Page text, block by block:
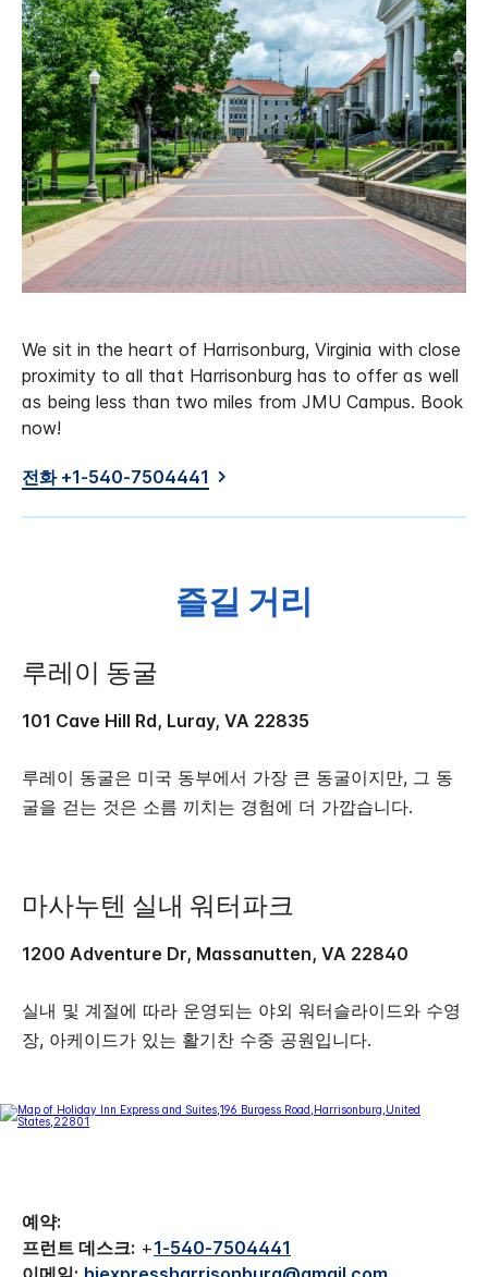
We sit in the heart of Harrisonburg, Virginia with close
proximity to all that Harrisonburg has to offer as well
as being less than two miles from JMU Campus. Book
now!
전화 +1-540-7504441
즐길 거리
루레이 동굴
101 Cave Hill Rd, Luray, VA 22835
루레이 동굴은 미국 동부에서 가장 큰 동굴이지만, 그 동
굴을 걷는 것은 소름 끼치는 경험에 더 가깝습니다.
마사누텐 실내 워터파크
1200 Adventure Dr, Massanutten, VA 22840
실내 및 계절에 따라 운영되는 야외 워터슬라이드와 수영
장, 아케이드가 있는 활기찬 수중 공원입니다.
예약:
프런트 데스크: +1-540-7504441